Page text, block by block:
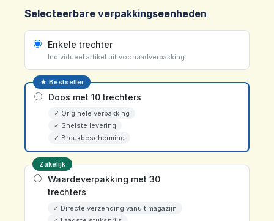
Selecteerbare verpakkingseenheden
Enkele trechter
Individueel artikel uit voorraadverpakking
★ Bestseller
Doos met 10 trechters
✓ Originele verpakking
✓ Snelste levering
✓ Breukbescherming
Zakelijk
Waardeverpakking met 30
trechters
✓ Directe verzending vanuit magazijn